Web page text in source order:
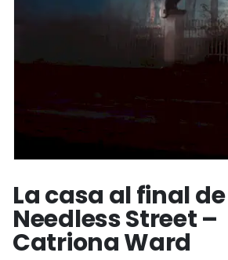
La casa al final de
Needless Street –
Catriona Ward